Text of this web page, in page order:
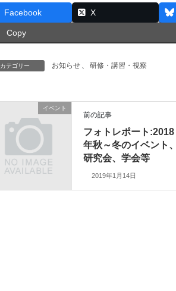
Facebook X
Copy
カテゴリー お知らせ 、 研修・講習・視察
イベント
前の記事
フォトレポート:2018
年秋～冬のイベント、
研究会、学会等
2019年1月14日